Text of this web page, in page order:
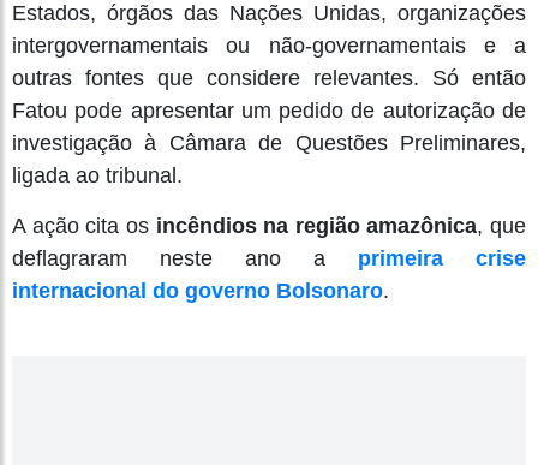
Estados, órgãos das Nações Unidas, organizações
intergovernamentais ou não-governamentais e a
outras fontes que considere relevantes. Só então
Fatou pode apresentar um pedido de autorização de
investigação à Câmara de Questões Preliminares,
ligada ao tribunal.
A ação cita osincêndios na região amazônica, que
deflagraram neste ano a primeira crise
internacional do governo Bolsonaro.